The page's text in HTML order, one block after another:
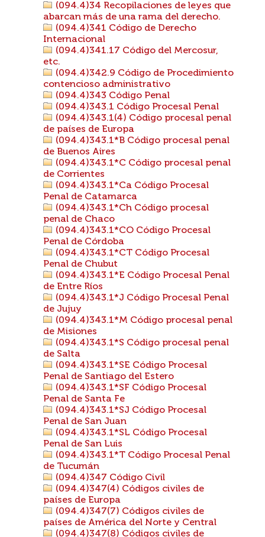
(094.4)34 Recopilaciones de leyes que
abarcan más de una rama del derecho.
(094.4)341 Código de Derecho
Internacional
(094.4)341.17 Código del Mercosur,
etc.
(094.4)342.9 Código de Procedimiento
contencioso administrativo
(094.4)343 Código Penal
(094.4)343.1 Código Procesal Penal
(094.4)343.1(4) Código procesal penal
de países de Europa
(094.4)343.1*B Código procesal penal
de Buenos Aires
(094.4)343.1*C Código procesal penal
de Corrientes
(094.4)343.1*Ca Código Procesal
Penal de Catamarca
(094.4)343.1*Ch Código procesal
penal de Chaco
(094.4)343.1*CO Código Procesal
Penal de Córdoba
(094.4)343.1*CT Código Procesal
Penal de Chubut
(094.4)343.1*E Código Procesal Penal
de Entre Ríos
(094.4)343.1*J Código Procesal Penal
de Jujuy
(094.4)343.1*M Código procesal penal
de Misiones
(094.4)343.1*S Código procesal penal
de Salta
(094.4)343.1*SE Código Procesal
Penal de Santiago del Estero
(094.4)343.1*SF Código Procesal
Penal de Santa Fe
(094.4)343.1*SJ Código Procesal
Penal de San Juan
(094.4)343.1*SL Código Procesal
Penal de San Luis
(094.4)343.1*T Código Procesal Penal
de Tucumán
(094.4)347 Código Civil
(094.4)347(4) Códigos civiles de
países de Europa
(094.4)347(7) Códigos civiles de
países de América del Norte y Central
(094.4)347(8) Códigos civiles de